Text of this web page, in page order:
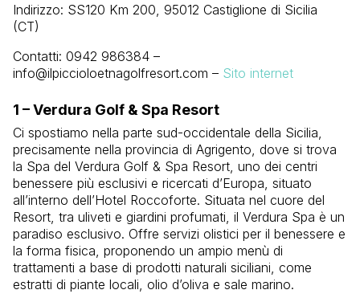
Indirizzo: SS120 Km 200, 95012 Castiglione di Sicilia
(CT)
Contatti: 0942 986384 –
info@ilpiccioloetnagolfresort.com – Sito internet
1 – Verdura Golf & Spa Resort
Ci spostiamo nella parte sud-occidentale della Sicilia,
precisamente nella provincia di Agrigento, dove si trova
la Spa del Verdura Golf & Spa Resort, uno dei centri
benessere più esclusivi e ricercati d’Europa, situato
all’interno dell’Hotel Roccoforte. Situata nel cuore del
Resort, tra uliveti e giardini profumati, il Verdura Spa è un
paradiso esclusivo. Offre servizi olistici per il benessere e
la forma fisica, proponendo un ampio menù di
trattamenti a base di prodotti naturali siciliani, come
estratti di piante locali, olio d’oliva e sale marino.